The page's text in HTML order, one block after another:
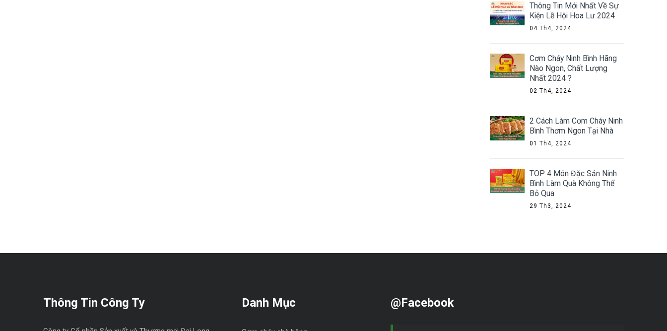
Thông Tin Mới Nhất Về Sự
Kiện Lễ Hội Hoa Lư 2024
04 Th4, 2024
Cơm Cháy Ninh Bình Hãng
Nào Ngon, Chất Lượng
Nhất 2024 ?
02 Th4, 2024
2 Cách Làm Cơm Cháy Ninh
Bình Thơm Ngon Tại Nhà
01 Th4, 2024
TOP 4 Món Đặc Sản Ninh
Bình Làm Quà Không Thể
Bỏ Qua
29 Th3, 2024
Thông Tin Công Ty Danh Mục @Facebook